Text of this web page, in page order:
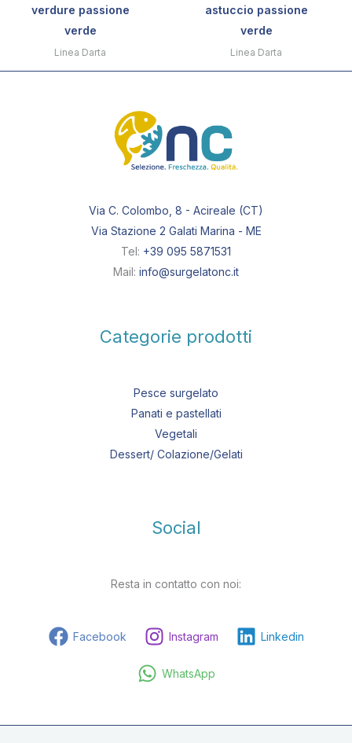
verdure passione
verde
Linea Darta
astuccio passione
verde
Linea Darta
Via C. Colombo, 8 - Acireale (CT)
Via Stazione 2 Galati Marina - ME
Tel: +39 095 5871531
Mail: info@surgelatonc.it
Categorie prodotti
Pesce surgelato
Panati e pastellati
Vegetali
Dessert/ Colazione/Gelati
Social
Resta in contatto con noi:
Facebook Instagram Linkedin
WhatsApp